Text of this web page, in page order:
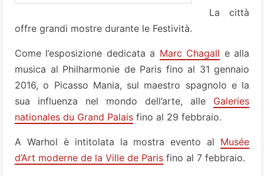
La città
offre grandi mostre durante le Festività.
Come l’esposizione dedicata a Marc Chagall e alla
musica al Philharmonie de Paris fino al 31 gennaio
2016, o Picasso Mania, sul maestro spagnolo e la
sua influenza nel mondo dell’arte, alle Galeries
nationales du Grand Palais fino al 29 febbraio.
A Warhol è intitolata la mostra evento al Musée
d’Art moderne de la Ville de Paris fino al 7 febbraio.